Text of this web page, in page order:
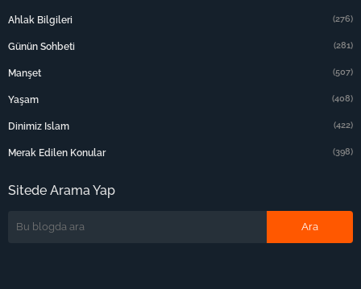
Ahlak Bilgileri (276)
Günün Sohbeti (281)
Manşet (507)
Yaşam (408)
Dinimiz Islam (422)
Merak Edilen Konular (398)
Sitede Arama Yap